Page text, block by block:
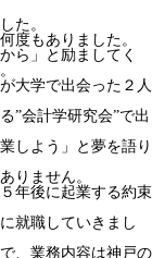
た。
度もありました。
ら」と励ましてく
大学で出会った２人
”会計学研究会”で出
しよう」と夢を語り
りません。
年後に起業する約束
就職していきまし
、業務内容は神戸の